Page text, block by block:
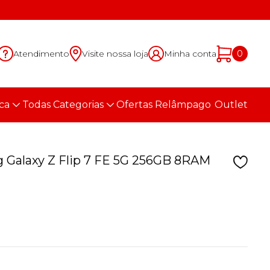
Atendimento Visite nossa loja Minha conta 0
Todas Categorias Ofertas Relâmpago Outlet
Z Flip 7 FE 5G 256GB 8RAM